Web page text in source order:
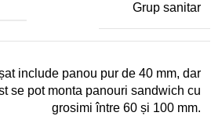
Grup sanitar
include panou pur de 40 mm, dar
se pot monta panouri sandwich cu
grosimi între 60 și 100 mm.